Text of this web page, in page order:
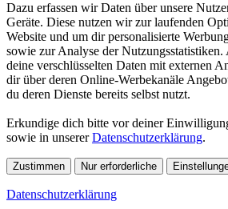
Dazu erfassen wir Daten über unsere
Geräte. Diese nutzen wir zur laufenden
Website und um dir personalisierte
sowie zur Analyse der
deine verschlüsselten Daten mit externen
dir über deren Online-Werbekanäle
du deren Dienste bereits selbst nutzt.
Erkundige dich bitte vor deiner
sowie in unsererDatenschutzerklärung.
Zustimmen Nur erforderliche
Datenschutzerklärung